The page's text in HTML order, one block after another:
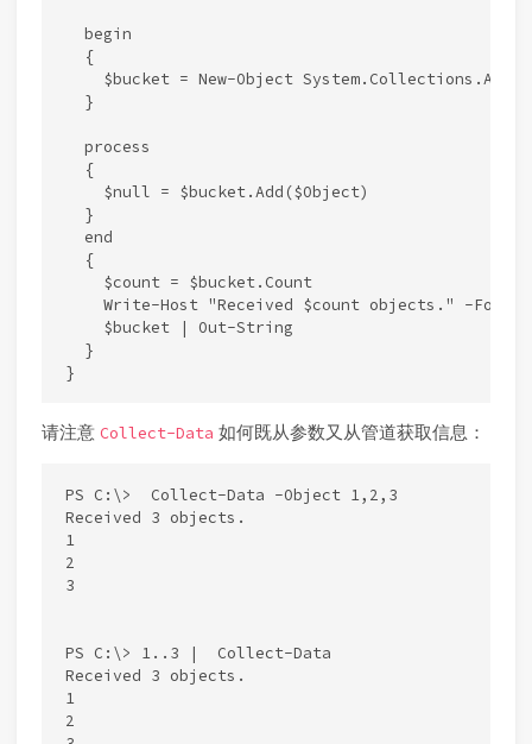
  begin
  {
$bucket = New-Object
  }
  process
  {
    $null = $bucket.Add($Object)
  }
  end
  {
    $count = $bucket.Count
Write-Host "Received $count objects." -
    $bucket | Out-String
  }
请注意 Collect-Data 如何既从参数又从管道获取信息：
PS C:\>  Collect-Data -Object 1,2,3
Received 3 objects.
1
2
3
PS C:\> 1..3 |  Collect-Data
Received 3 objects.
1
2